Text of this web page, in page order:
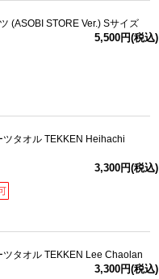
(ASOBI STORE Ver.) Sサイズ
5,500円(税込)
ツタオル TEKKEN Heihachi
3,300円(税込)
ツタオル TEKKEN Lee Chaolan
3,300円(税込)